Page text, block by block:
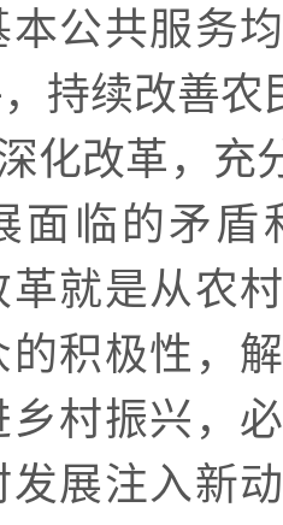
公共服务
持续改善农
化改革，充
面临的矛
就是从农
的积极性，
乡村振兴，
发展注入新